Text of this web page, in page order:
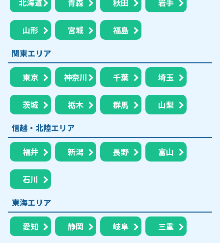
北海道 青森 秋田 岩手
山形 宮城
福島
関東エリア
東京 神奈川 千葉 埼玉
茨城 栃木 群馬
山梨
信越・北陸エリア
福井 新潟 長野 富山
石川
東海エリア
愛知 静岡 岐阜
三重